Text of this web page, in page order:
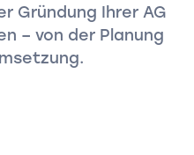
Gründung Ihrer AG
– von der Planung